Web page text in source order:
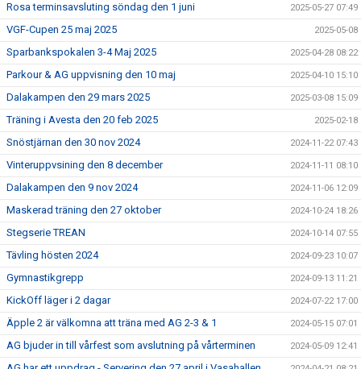
Rosa terminsavsluting söndag den 1 juni 2025-05-27 07:49
VGF-Cupen 25 maj 2025 2025-05-08
Sparbankspokalen 3-4 Maj 2025 2025-04-28 08:22
Parkour & AG uppvisning den 10 maj 2025-04-10 15:10
Dalakampen den 29 mars 2025 2025-03-08 15:09
Träning i Avesta den 20 feb 2025 2025-02-18
Snöstjärnan den 30 nov 2024 2024-11-22 07:43
Vinteruppvsining den 8 december 2024-11-11 08:10
Dalakampen den 9 nov 2024 2024-11-06 12:09
Maskerad träning den 27 oktober 2024-10-24 18:26
Stegserie TREAN 2024-10-14 07:55
Tävling hösten 2024 2024-09-23 10:07
Gymnastikgrepp 2024-09-13 11:21
KickOff läger i 2 dagar 2024-07-22 17:00
Äpple 2 är välkomna att träna med AG 2-3 & 1 2024-05-15 07:01
AG bjuder in till vårfest som avslutning på vårterminen 2024-05-09 12:41